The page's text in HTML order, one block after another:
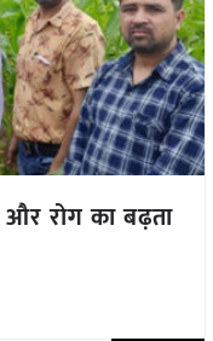
रोग का बढ़ता